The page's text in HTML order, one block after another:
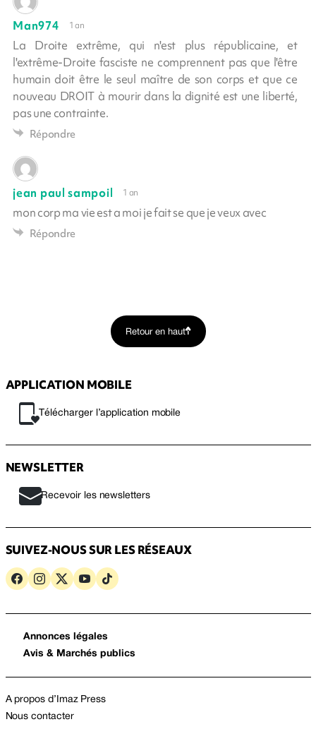
Man974 1 an
La Droite extrême, qui n'est plus républicaine, et
l'extrême-Droite fasciste ne comprennent pas que l'être
humain doit être le seul maître de son corps et que ce
nouveau DROIT à mourir dans la dignité est une liberté,
pas une contrainte.
Répondre
jean paul sampoil 1 an
mon corp ma vie est a moi je fait se que je veux avec
Répondre
Retour en haut
APPLICATION MOBILE
Télécharger l’application mobile
NEWSLETTER
Recevoir les newsletters
SUIVEZ-NOUS SUR LES RÉSEAUX
Annonces légales
Avis & Marchés publics
A propos d’Imaz Press
Nous contacter